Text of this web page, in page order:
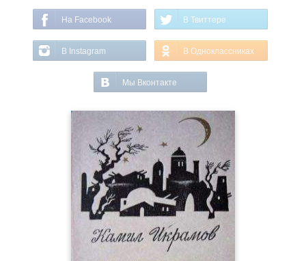
На Facebook В Твиттере
В Instagram В Одноклассниках
Мы Вконтакте